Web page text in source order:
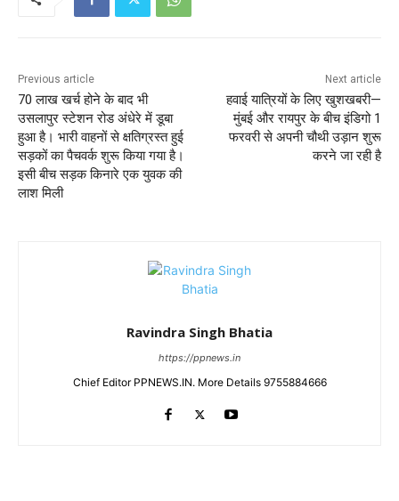
Previous article
70 लाख खर्च होने के बाद भी
उसलापुर स्टेशन रोड अंधेरे में डूबा
हुआ है। भारी वाहनों से क्षतिग्रस्त हुई
सड़कों का पैचवर्क शुरू किया गया है।
इसी बीच सड़क किनारे एक युवक की
लाश मिली
Next article
हवाई यात्रियों के लिए खुशखबरी—
मुंबई और रायपुर के बीच इंडिगो 1
फरवरी से अपनी चौथी उड़ान शुरू
करने जा रही है
Ravindra Singh Bhatia
https://ppnews.in
Chief Editor PPNEWS.IN. More Details 9755884666